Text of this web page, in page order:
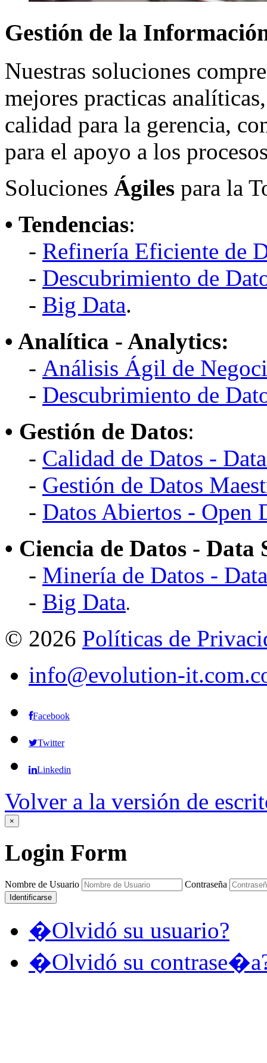
Gestión de la
Nuestras soluciones
mejores practicas
calidad para la gerencia,
para el apoyo a los
Soluciones Ágiles para la
• Tendencias:
- Refinería Eficiente de
- Descubrimiento de
- Big Data.
• Analítica - Analytics:
- Análisis Ágil de
- Descubrimiento de
• Gestión de Datos:
- Calidad de Datos -
- Gestión de Datos
- Datos Abiertos - Open
• Ciencia de Datos - Data
- Minería de Datos -
- Big Data.
© 2026 Políticas de
info@evolution-
Facebook
Twitter
Linkedin
Volver a la versión de
×
Login Form
Nombre de Usuario Contraseña
Identificarse
�Olvidó su usuario?
�Olvidó su